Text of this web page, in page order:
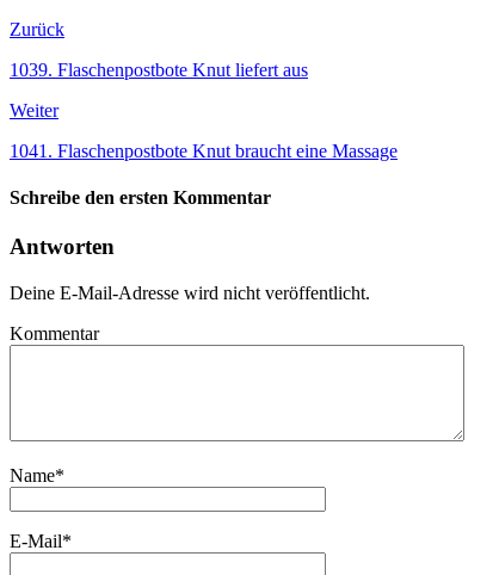
Zurück
1039. Flaschenpostbote Knut liefert aus
Weiter
1041. Flaschenpostbote Knut braucht eine Massage
Schreibe den ersten Kommentar
Antworten
Deine E-Mail-Adresse wird nicht veröffentlicht.
Kommentar
Name*
E-Mail*